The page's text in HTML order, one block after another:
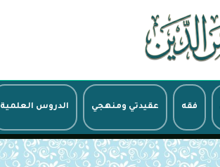
فقه عقيدتي ومنهجي الدروس العلمية